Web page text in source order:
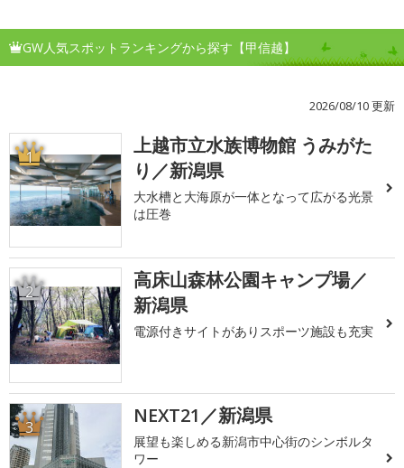
GW人気スポットランキングから探す【甲信越】
2026/08/10 更新
1
上越市立水族博物館 うみがた
り／新潟県
大水槽と大海原が一体となって広がる光景
は圧巻
2
高床山森林公園キャンプ場／
新潟県
電源付きサイトがありスポーツ施設も充実
3 NEXT21／新潟県
展望も楽しめる新潟市中心街のシンボルタ
ワー